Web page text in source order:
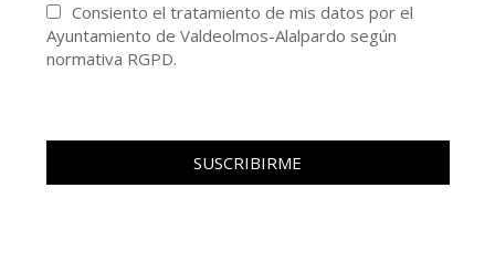
Consiento el tratamiento de mis datos por el
Ayuntamiento de Valdeolmos-Alalpardo según
normativa RGPD.